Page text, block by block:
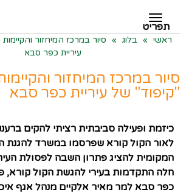
תפריט
תפריט
ראשי » בלוג » סיור במרכז המיחזור
עיריית כפר סבא
סיור במרכז המיחזור
"קיפוד" של עיריית כפר סבא
כיזמת ופעילה סביבתית רציתי להקים
לאור הקול קורא שפרסמו במשרד להגנת
המקומית להציג פתרון השבה לפסולת
חלה התקדמות בעירי להגשת הקול קורא,
כפר סבא למר מאיר אלקיים מנהל אגף